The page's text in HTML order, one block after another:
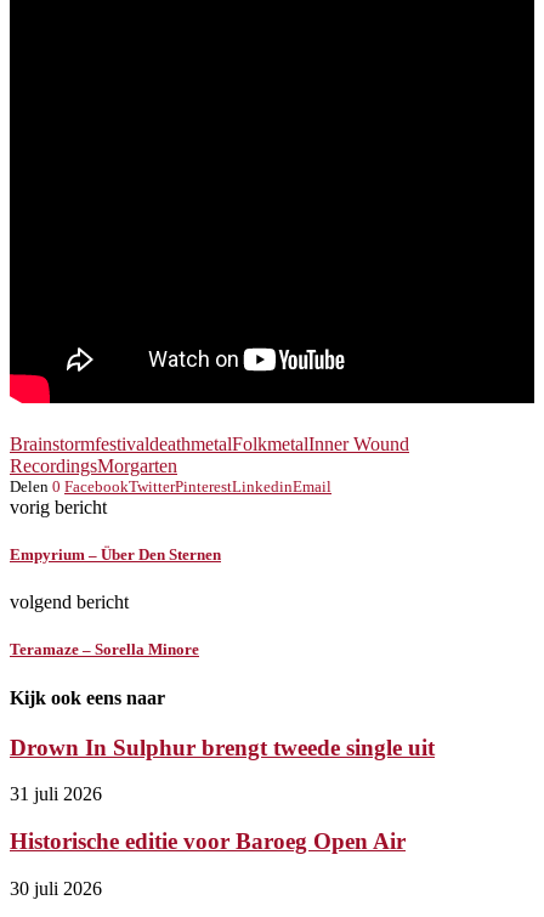
BrainstormfestivaldeathmetalFolkmetalInner Wound
RecordingsMorgarten
Delen 0 FacebookTwitterPinterestLinkedinEmail
vorig bericht
Empyrium – Über Den Sternen
volgend bericht
Teramaze – Sorella Minore
Kijk ook eens naar
Drown In Sulphur brengt tweede single uit
31 juli 2026
Historische editie voor Baroeg Open Air
30 juli 2026